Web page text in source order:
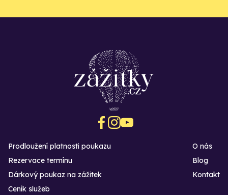
Prodloužení platnosti poukazu
Rezervace termínu
Dárkový poukaz na zážitek
O nás
Blog
Kontakt
Ceník služeb